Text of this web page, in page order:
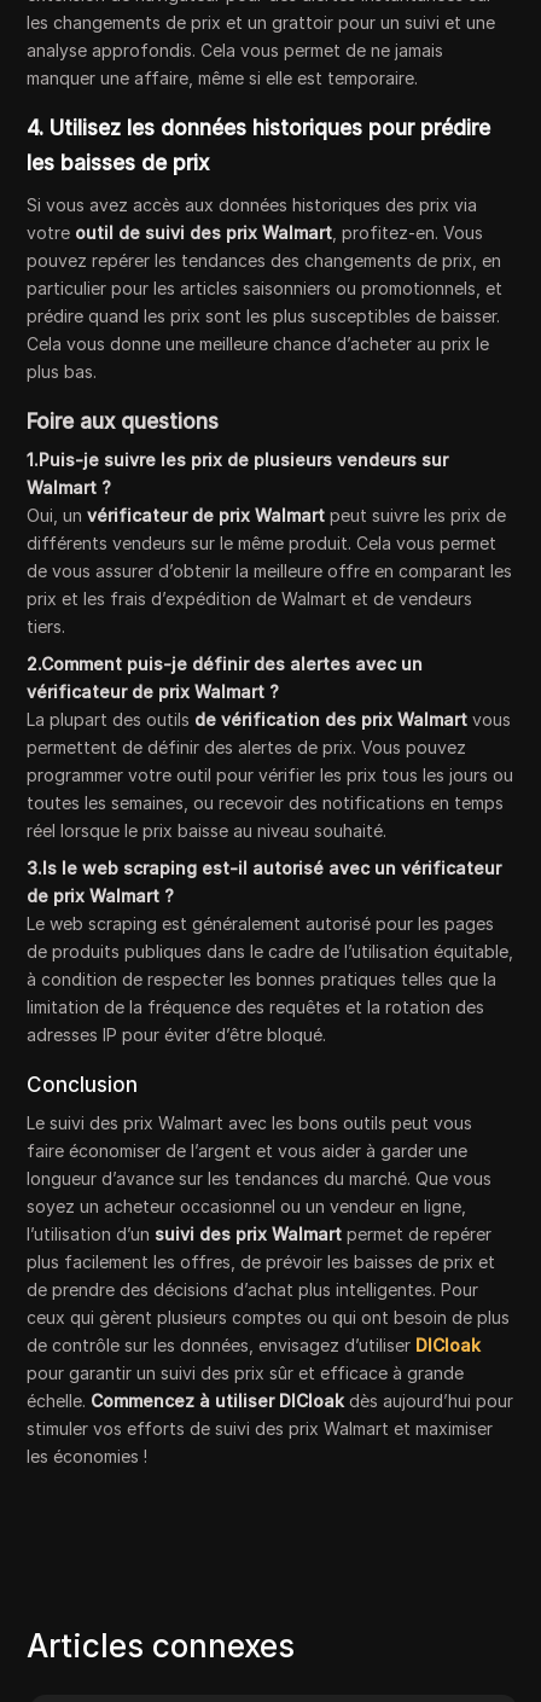
les changements de prix et un grattoir pour un suivi et une
analyse approfondis. Cela vous permet de ne jamais
manquer une affaire, même si elle est temporaire.
4. Utilisez les données historiques pour prédire
les baisses de prix
Si vous avez accès aux données historiques des prix via
votre outil de suivi des prix Walmart , profitez-en. Vous
pouvez repérer les tendances des changements de prix, en
particulier pour les articles saisonniers ou promotionnels, et
prédire quand les prix sont les plus susceptibles de baisser.
Cela vous donne une meilleure chance d’acheter au prix le
plus bas.
Foire aux questions
1.Puis-je suivre les prix de plusieurs vendeurs sur
Walmart ?
Oui, unvérificateur de prix Walmart peut suivre les prix de
différents vendeurs sur le même produit. Cela vous permet
de vous assurer d’obtenir la meilleure offre en comparant les
prix et les frais d’expédition de Walmart et de vendeurs
tiers.
2.Comment puis-je définir des alertes avec un
vérificateur de prix Walmart ?
La plupart des outils de vérification des prix Walmart vous
permettent de définir des alertes de prix. Vous pouvez
programmer votre outil pour vérifier les prix tous les jours ou
toutes les semaines, ou recevoir des notifications en temps
réel lorsque le prix baisse au niveau souhaité.
3.Is le web scraping est-il autorisé avec un vérificateur
de prix Walmart ?
Le web scraping est généralement autorisé pour les pages
de produits publiques dans le cadre de l’utilisation équitable,
à condition de respecter les bonnes pratiques telles que la
limitation de la fréquence des requêtes et la rotation des
adresses IP pour éviter d’être bloqué.
Conclusion
Le suivi des prix Walmart avec les bons outils peut vous
faire économiser de l’argent et vous aider à garder une
longueur d’avance sur les tendances du marché. Que vous
soyez un acheteur occasionnel ou un vendeur en ligne,
l’utilisation d’un suivi des prix Walmart permet de repérer
plus facilement les offres, de prévoir les baisses de prix et
de prendre des décisions d’achat plus intelligentes. Pour
ceux qui gèrent plusieurs comptes ou qui ont besoin de plus
de contrôle sur les données, envisagez d’utiliser DICloak
pour garantir un suivi des prix sûr et efficace à grande
échelle. Commencez à utiliser DICloak dès aujourd’hui pour
stimuler vos efforts de suivi des prix Walmart et maximiser
les économies !
Articles connexes